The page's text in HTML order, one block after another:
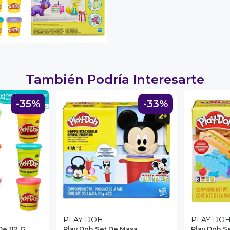
También Podría Interesarte
-35% -33%
PLAY DOH PLAY DOH